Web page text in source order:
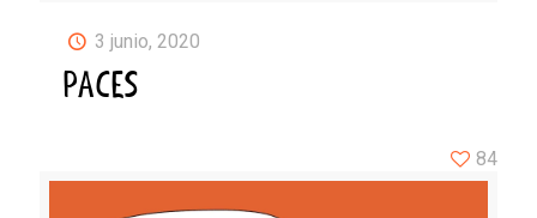
3 junio, 2020
PACES
84